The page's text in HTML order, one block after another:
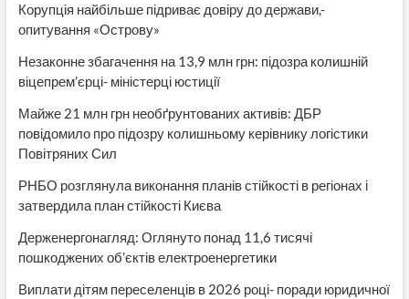
Новодружеська
Корупція найбільше підриває довіру до держави,-
опитування «Острову»
Незаконне збагачення на 13,9 млн грн: підозра колишній
віцепрем’єрці- міністерці юстиції
Майже 21 млн грн необґрунтованих активів: ДБР
повідомило про підозру колишньому керівнику логістики
Повітряних Сил
РНБО розглянула виконання планів стійкості в регіонах і
затвердила план стійкості Києва
Держенергонагляд: Оглянуто понад 11,6 тисячі
пошкоджених об’єктів електроенергетики
Виплати дітям переселенців в 2026 році- поради юридичної